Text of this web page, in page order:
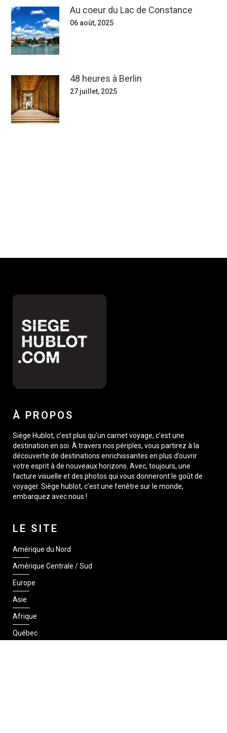
Au coeur du Lac de Constance
06 août, 2025
48 heures à Berlin
27 juillet, 2025
À PROPOS
Siège Hublot, c’est plus qu’un carnet voyage, c’est une
destination en soi. À travers nos périples, vous partirez à la
découverte de destinations enrichissantes en plus d’ouvrir
votre esprit à de nouveaux horizons. Avec, toujours, une
facture visuelle et des photos qui vous donneront le goût de
voyager. Siège hublot, c’est une fenêtre sur le monde,
embarquez avec nous !
LE SITE
Amérique du Nord
Amérique Centrale / Sud
Europe
Asie
Afrique
Québec